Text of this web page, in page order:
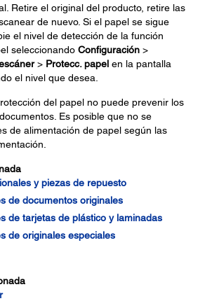
Retire el original del producto, retire las
de nuevo. Si el papel se sigue
el nivel de detección de la función
seleccionando Configuración >
> Protecc. papel en la pantalla
el nivel que desea.
del papel no puede prevenir los
Es posible que no se
de alimentación de papel según las
y piezas de repuesto
de documentos originales
de tarjetas de plástico y laminadas
de originales especiales